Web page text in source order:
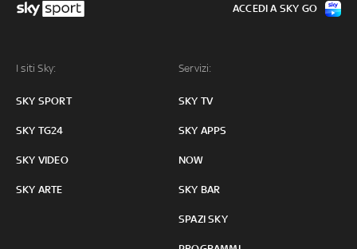
I siti Sky:
SKY SPORT
SKY TG24
SKY VIDEO
SKY ARTE
Servizi:
SKY TV
SKY APPS
NOW
SKY BAR
SPAZI SKY
ACCEDI A SKY GO